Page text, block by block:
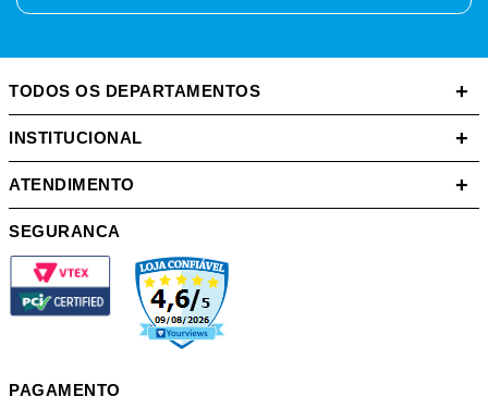
TODOS OS DEPARTAMENTOS +
INSTITUCIONAL +
ATENDIMENTO +
SEGURANCA
PAGAMENTO